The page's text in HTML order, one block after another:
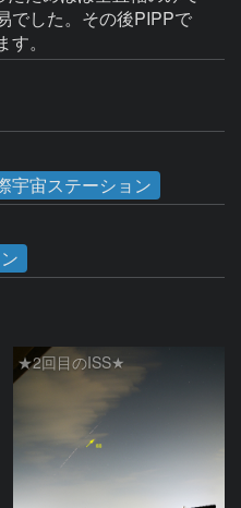
でした。その後PIPPで
。
宇宙ステーション
★2回目のISS★